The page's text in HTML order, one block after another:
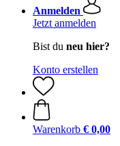
Anmelden
Jetzt anmelden
Bist du neu hier?
Konto erstellen
Warenkorb € 0,00